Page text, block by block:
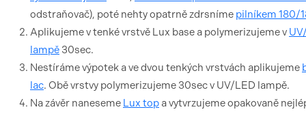
odstraňovač), poté nehty opatrně zdrsníme pilníkem 180/
Aplikujeme v tenké vrstvě Lux base a polymerizujeme v
lampě 30sec.
Nestíráme výpotek a ve dvou tenkých vrstvách aplikujeme
lac. Obě vrstvy polymerizujeme 30sec v UV/LED lampě.
Na závěr naneseme Lux top a vytvrzujeme opakovaně